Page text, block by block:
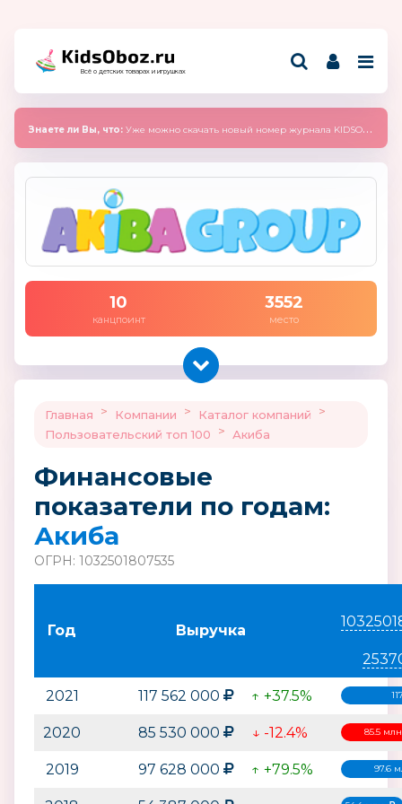
Всё о детских товарах и игрушках
Знаете ли Вы, что: Уже можно скачать новый номер журнала KIDSOBOZ 2025 (сентябрь)
10
канцпоинт
3552
место
Главная > Компании > Каталог компаний
>
Пользовательский топ 100
> Акиба
Финансовые
показатели по годам:
Акиба
ОГРН: 1032501807535
Год Выручка
2021 117 562 000 ↑ +37.5%
2020 85 530 000 ↓ -12.4% 85.5
2019 97 628 000 ↑ +79.5% 97.6